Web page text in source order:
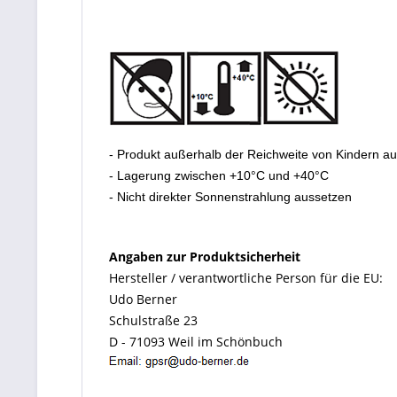
- Produkt außerhalb der Reichweite von Kindern
- Lagerung zwischen +10°C und +40°C
- Nicht direkter Sonnenstrahlung aussetzen
Angaben zur Produktsicherheit
Hersteller / verantwortliche Person für die EU:
Udo Berner
Schulstraße 23
D - 71093 Weil im Schönbuch